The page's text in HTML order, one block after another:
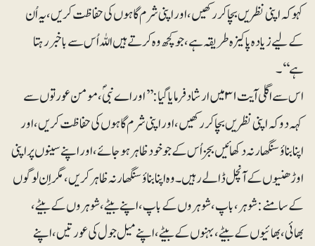
کہو کہ اپنی نظریں بچا کر رکھیں، اور اپنی شرم گاہوں کی حفاظت کریں، یہ اُن
کے لیے زیادہ پاکیزہ طریقہ ہے، جو کچھ وہ کرتے ہیں اللہ اُس سے باخبر رہتا
ہے‘‘۔
اس سے اگلی آیت ۳۱ میں ارشاد فرمایا گیا:’’اور اے نبیؐ، مومن عورتوں سے
کہہ دو کہ اپنی نظریں بچا کر رکھیں، اور اپنی شرم گاہوں کی حفاظت کریں، اور
اپنا بناؤ سنگھار نہ دکھائیں بجز اُس کے جو خود ظاہر ہو جائے، اور اپنے سینوں پر اپنی
اوڑھنیوں کے آنچل ڈالے رہیں۔ وہ اپنا بناؤسنگھار نہ ظاہر کریں، مگر اِن لوگوں
کے سامنے: شوہر، باپ، شوہروں کے باپ، اپنے بیٹے، شوہروں کے بیٹے،
بھائی، بھائیوں کے بیٹے، بہنوں کے بیٹے، اپنے میل جول کی عورتیں، ا پنے